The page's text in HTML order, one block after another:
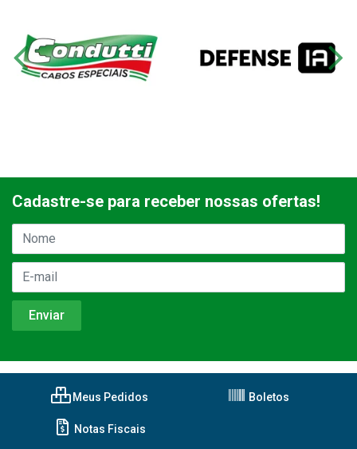
Cadastre-se para receber nossas ofertas!
Meus Pedidos Boletos
Notas Fiscais